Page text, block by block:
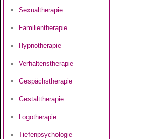
Sexualtherapie
Familientherapie
Hypnotherapie
Verhaltenstherapie
Gespächstherapie
Gestalttherapie
Logotherapie
Tiefenpsychologie